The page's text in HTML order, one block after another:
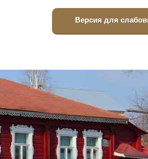
Версия для